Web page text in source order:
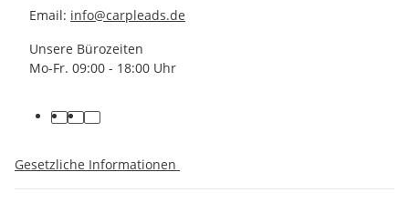
Email: info@carpleads.de
Unsere Bürozeiten
Mo-Fr. 09:00 - 18:00 Uhr
Gesetzliche Informationen